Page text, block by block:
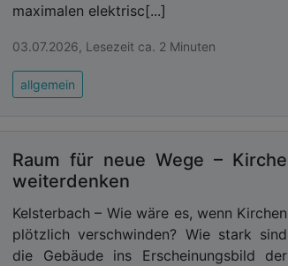
maximalen elektrisc[...]
03.07.2026, Lesezeit ca. 2 Minuten
allgemein
Raum für neue Wege – Kirche
weiterdenken
Kelsterbach – Wie wäre es, wenn Kirchen
plötzlich verschwinden? Wie stark sind
die Gebäude ins Erscheinungsbild der